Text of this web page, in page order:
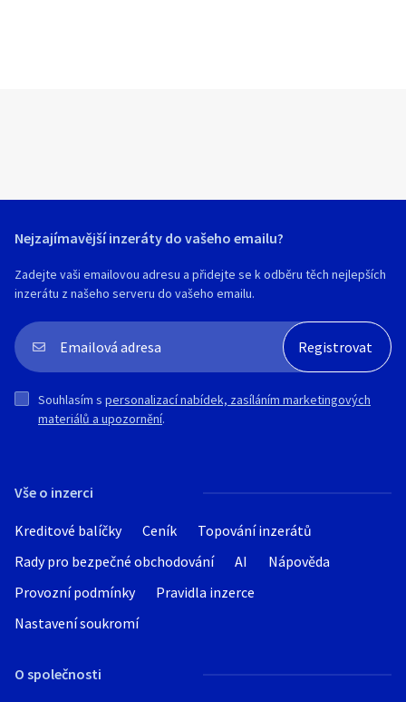
Vše o inzerci
Kreditové balíčky Ceník
Topování inzerátů
Rady pro bezpečné obchodování
AI
Nápověda
Provozní podmínky
Pravidla inzerce
Nastavení soukromí
O společnosti
Nejzajímavější inzeráty do vašeho emailu?
Zadejte vaši emailovou adresu a přidejte se k odběru těch nejlepších
inzerátu z našeho serveru do vašeho emailu.
Souhlasím s personalizací nabídek, zasíláním marketingových
materiálů a upozornění.